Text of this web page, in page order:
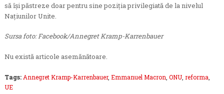
să îşi păstreze doar pentru sine poziţia privilegiată de la nivelul
Naţiunilor Unite.
Sursa foto: Facebook/Annegret Kramp-Karrenbauer
Nu există articole asemănătoare.
Tags: Annegret Kramp-Karrenbauer, Emmanuel Macron ONU, reforma
UE